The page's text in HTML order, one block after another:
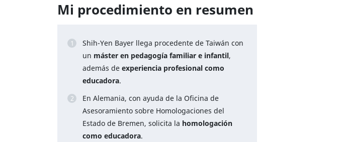
Mi procedimiento en resumen
Shih-Yen Bayer llega procedente de Taiwán con
un máster en pedagogía familiar e infantil,
además deexperiencia profesional como
educadora.
En Alemania, con ayuda de la Oficina de
Asesoramiento sobre Homologaciones del
Estado de Bremen, solicita la homologación
como educadora.